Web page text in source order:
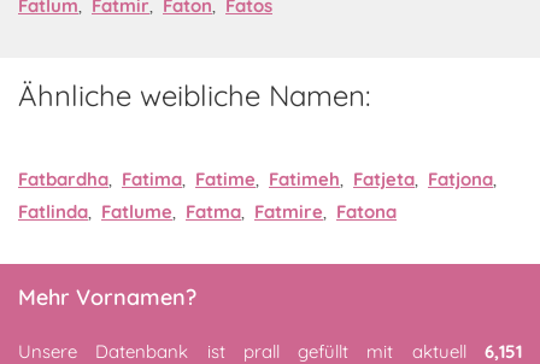
Fatlum, Fatmir, Faton, Fatos
Ähnliche weibliche Namen:
Fatbardha, Fatima, Fatime, Fatimeh, Fatjeta, Fatjona,
Fatlinda, Fatlume, Fatma, Fatmire, Fatona
Mehr Vornamen?
Unsere Datenbank ist prall gefüllt mit aktuell 6,151